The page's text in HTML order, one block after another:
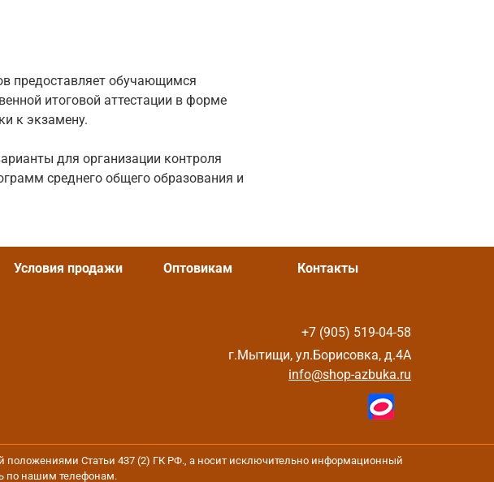
предоставляет обучающимся
итоговой аттестации в форме
к экзамену.
для организации контроля
среднего общего образования и
Условия продажи Оптовикам Контакты
+7 (905) 519-04-58
г.Мытищи, ул.Борисовка, д.4А
info@shop-azbuka.ru
положениями Статьи 437 (2) ГК РФ., а носит исключительно информационный
по нашим телефонам.